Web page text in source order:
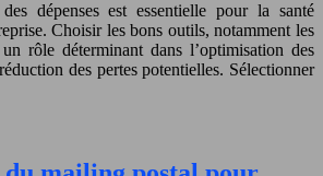
dépenses est essentielle pour la santé
Choisir les bons outils, notamment les
rôle déterminant dans l’optimisation des
des pertes potentielles. Sélectionner